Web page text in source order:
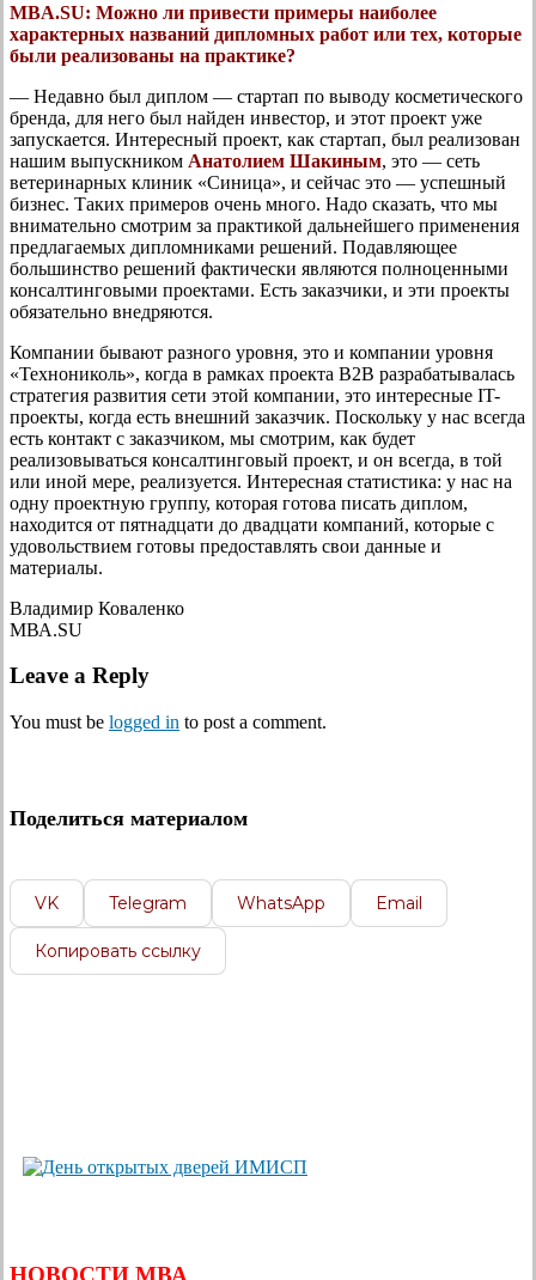
MBA.SU: Можно ли привести примеры наиболее
характерных названий дипломных работ или тех, которые
были реализованы на практике?
— Недавно был диплом — стартап по выводу косметического
бренда, для него был найден инвестор, и этот проект уже
запускается. Интересный проект, как стартап, был реализован
нашим выпускником Анатолием Шакиным, это — сеть
ветеринарных клиник «Синица», и сейчас это — успешный
бизнес. Таких примеров очень много. Надо сказать, что мы
внимательно смотрим за практикой дальнейшего применения
предлагаемых дипломниками решений. Подавляющее
большинство решений фактически являются полноценными
консалтинговыми проектами. Есть заказчики, и эти проекты
обязательно внедряются.
Компании бывают разного уровня, это и компании уровня
«Технониколь», когда в рамках проекта В2В разрабатывалась
стратегия развития сети этой компании, это интересные IT-
проекты, когда есть внешний заказчик. Поскольку у нас всегда
есть контакт с заказчиком, мы смотрим, как будет
реализовываться консалтинговый проект, и он всегда, в той
или иной мере, реализуется. Интересная статистика: у нас на
одну проектную группу, которая готова писать диплом,
находится от пятнадцати до двадцати компаний, которые с
удовольствием готовы предоставлять свои данные и
материалы.
Владимир Коваленко
МВА.SU
Leave a Reply
You must be logged in to post a comment.
Поделиться материалом
VK Telegram WhatsApp Email
Копировать ссылку
НОВОСТИ МВА